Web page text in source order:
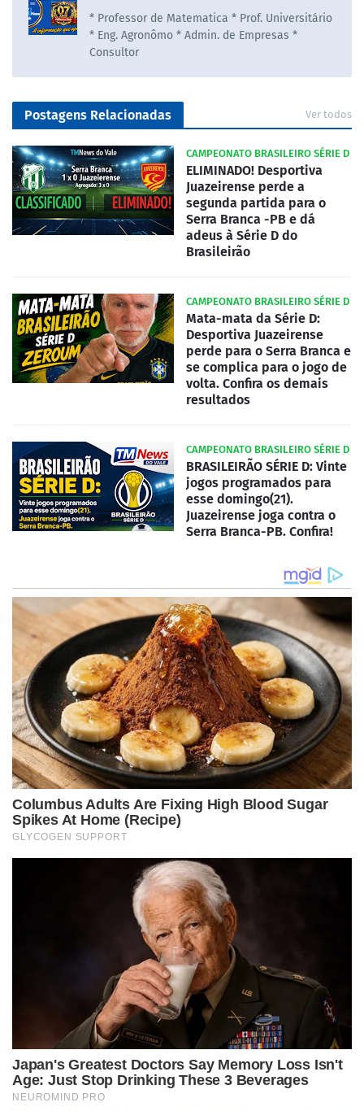
* Professor de Matematica * Prof. Universitário
* Eng. Agronômo * Admin. de Empresas *
Consultor
Postagens Relacionadas Ver todos
CAMPEONATO BRASILEIRO SÉRIE D
ELIMINADO! Desportiva
Juazeirense perde a
segunda partida para o
Serra Branca -PB e dá
adeus à Série D do
Brasileirão
CAMPEONATO BRASILEIRO SÉRIE D
Mata-mata da Série D:
Desportiva Juazeirense
perde para o Serra Branca e
se complica para o jogo de
volta. Confira os demais
resultados
CAMPEONATO BRASILEIRO SÉRIE D
BRASILEIRÃO SÉRIE D: Vinte
jogos programados para
esse domingo(21).
Juazeirense joga contra o
Serra Branca-PB. Confira!